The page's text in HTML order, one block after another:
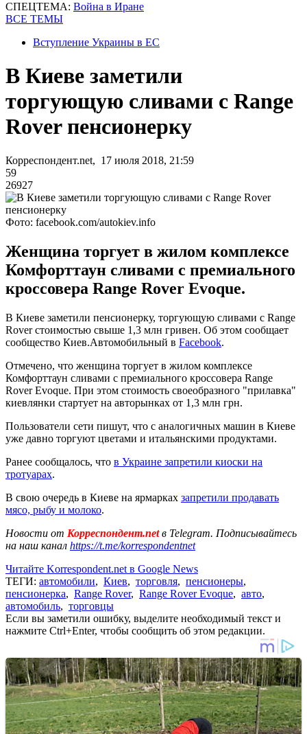
СПЕЦТЕМА: Война в Иране
ВСЕ ТЕМЫ
Вступление Украины в ЕС
В Киеве заметили
торгующую сливами с Range
Rover пенсионерку
Корреспондент.net, 17 июля 2018, 21:59
59
26927
Фото: facebook.com/autokiev.info
Женщина торгует в жилом комплексе
Комфорттаун сливами с премиального
кроссовера Range Rover Evoque.
В Киеве заметили пенсионерку, торгующую сливами с Range
Rover стоимостью свыше 1,3 млн гривен. Об этом сообщает
сообщество Киев.Автомобильный в Facebook.
Отмечено, что женщина торгует в жилом комплексе
Комфорттаун сливами с премиального кроссовера Range
Rover Evoque. При этом стоимость своеобразного "прилавка"
киевлянки стартует на авторынках от 1,3 млн грн.
Пользователи сети пишут, что с аналогичных машин в Киеве
уже давно торгуют цветами и итальянскими продуктами.
Ранее сообщалось, что в Украине запретили киоски на
тротуарах.
В свою очередь в Киеве на ярмарках запретили продавать
мясо, рыбу и молоко.
Новости от Корреспондент.netв Telegram. Подписывайтесь
на наш канал https://t.me/korrespondentnet
Читайте Korrespondent.net в Google News
ТЕГИ: автомобили, Киев, торговля, пенсионеры,
пенсионерка, Range Rover, Range Rover Evoque, авто,
автомобиль, торговцы
Если вы заметили ошибку, выделите необходимый текст и
нажмите Ctrl+Enter, чтобы сообщить об этом редакции.